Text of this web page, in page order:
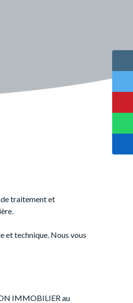
traitement et
et technique. Nous vous
IMMOBILIER au